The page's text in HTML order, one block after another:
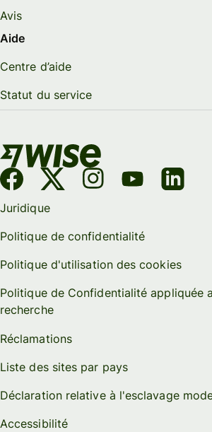
Avis
Aide
Centre d’aide
Statut du service
Juridique
Politique de confidentialité
Politique d'utilisation des cookies
Politique de Confidentialité appliquée
recherche
Réclamations
Liste des sites par pays
Déclaration relative à l'esclavage
Accessibilité